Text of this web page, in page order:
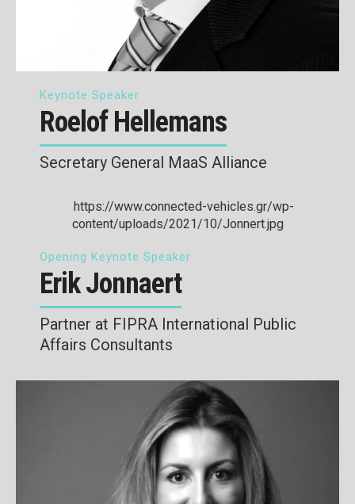
Keynote Speaker
Roelof Hellemans
Secretary General MaaS Alliance
Opening Keynote Speaker
Erik Jonnaert
Partner at FIPRA International Public
Affairs Consultants